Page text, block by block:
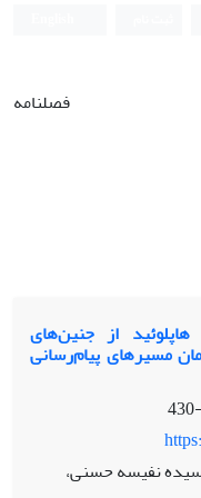
فصلنامه
از جنین‏‌های
مسیرهای پیام‌رسانی
نفیسه حسنی،